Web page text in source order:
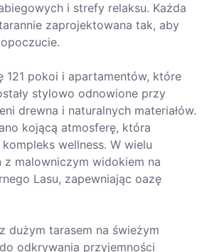
i strefy relaksu. Każda
zaprojektowana tak, aby
121 pokoi i apartamentów, które
stylowo odnowione przy
drewna i naturalnych materiałów.
kojącą atmosferę, która
wellness. W wielu
malowniczym widokiem na
Lasu, zapewniając oazę
dużym tarasem na świeżym
odkrywania przyjemności